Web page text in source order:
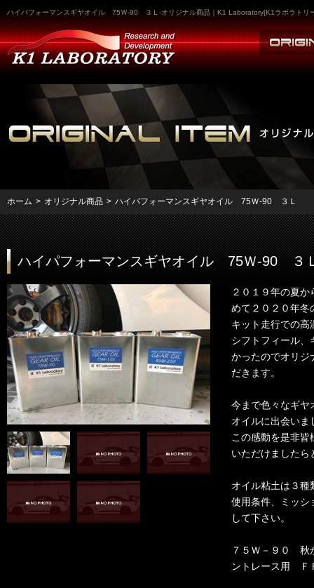
ハイパフォーマンスギヤオイル 75Ｗ-90 ３Ｌ-オリジナル商品｜K1 Laboratory[K1ラボラトリ
ホーム > オリジナル商品 > ハイパフォーマンスギヤオイル 75Ｗ-90 ３Ｌ
ハイパフォーマンスギヤオイル 75Ｗ-90 ３
２０１９年の夏
めて２０２０年冬
キット走行での高
シフトフィール、
かったのでオリジ
だきます。
今まで色々なギヤ
オイルに出会いま
この感動を是非
いただけましたら
オイル粘土は３種
使用条件、ミッシ
して下さい。
７５Ｗ－９０ 秋
ントレース用